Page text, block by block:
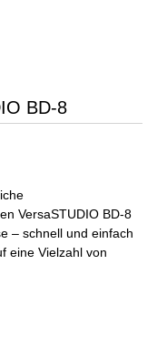
BD-8
VersaSTUDIO BD-8
– schnell und einfach
eine Vielzahl von